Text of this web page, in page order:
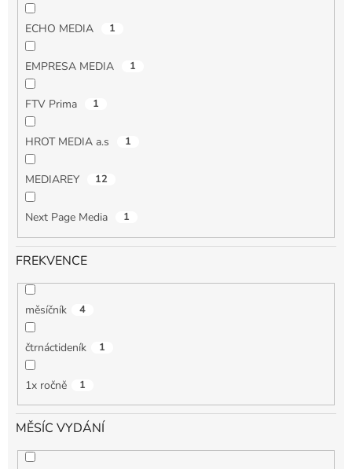
ECHO MEDIA 1
EMPRESA MEDIA 1
FTV Prima 1
HROT MEDIA a.s 1
MEDIAREY 12
Next Page Media 1
FREKVENCE
měsíčník 4
čtrnáctideník 1
1x ročně 1
MĚSÍC VYDÁNÍ